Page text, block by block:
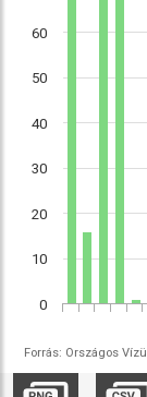
Forrás: Országos
0
10
20
30
40
50
60